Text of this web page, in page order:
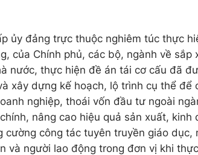
ủy đảng trực thuộc nghiêm túc thực
của Chính phủ, các bộ, ngành về sắp
nước, thực hiện đề án tái cơ cấu đã
xây dựng kế hoạch, lộ trình cụ thể để
nghiệp, thoái vốn đầu tư ngoài
nâng cao hiệu quả sản xuất, kinh
cường công tác tuyên truyền giáo
và người lao động trong đơn vị khi